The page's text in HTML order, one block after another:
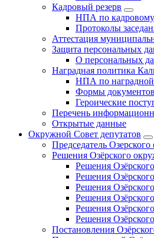
Кадровый резерв
НПА по кадровому
Протоколы
Аттестация
Защита персональных
О персональных
Наградная политика
НПА по
Формы
Героические
Перечень
Открытые данные
Окружной Совет депутатов
Председатель
Решения Озёрского
Решения
Решения
Решения
Решения
Решения
Решения
Постановления